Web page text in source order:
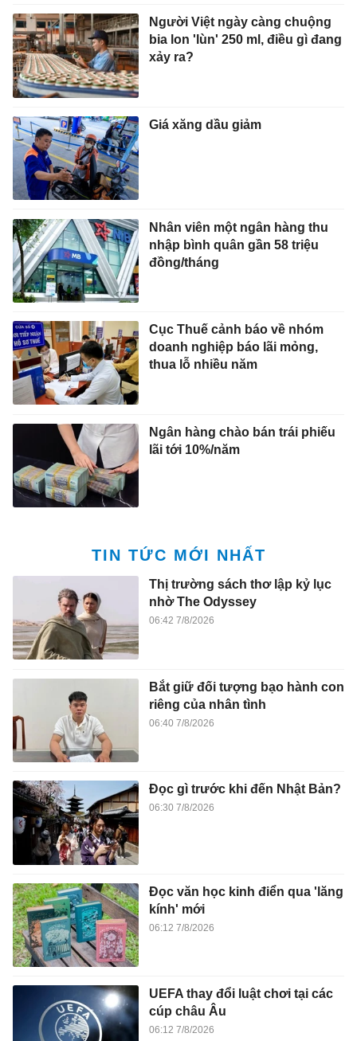
Người Việt ngày càng chuộng
bia lon 'lùn' 250 ml, điều gì đang
xảy ra?
Giá xăng dầu giảm
Nhân viên một ngân hàng thu
nhập bình quân gần 58 triệu
đồng/tháng
Cục Thuế cảnh báo về nhóm
doanh nghiệp báo lãi mỏng,
thua lỗ nhiều năm
Ngân hàng chào bán trái phiếu
lãi tới 10%/năm
TIN TỨC MỚI NHẤT
Thị trường sách thơ lập kỷ lục
nhờ The Odyssey
06:42 7/8/2026
Bắt giữ đối tượng bạo hành con
riêng của nhân tình
06:40 7/8/2026
Đọc gì trước khi đến Nhật Bản?
06:30 7/8/2026
Đọc văn học kinh điển qua 'lăng
kính' mới
06:12 7/8/2026
UEFA thay đổi luật chơi tại các
cúp châu Âu
06:12 7/8/2026